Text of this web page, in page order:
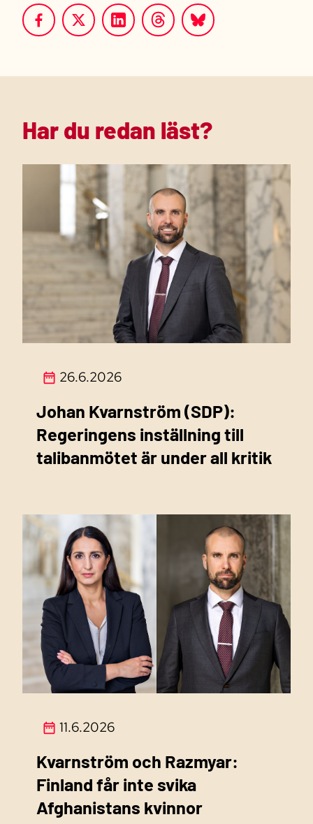
Har du redan läst?
26.6.2026
Johan Kvarnström (SDP):
Regeringens inställning till
talibanmötet är under all kritik
11.6.2026
Kvarnström och Razmyar:
Finland får inte svika
Afghanistans kvinnor